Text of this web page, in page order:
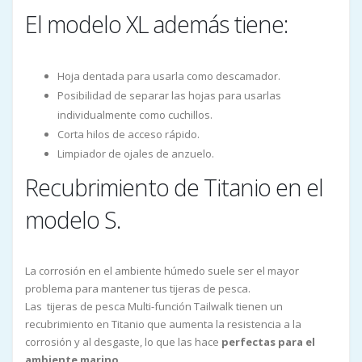
El modelo XL además tiene:
Hoja dentada para usarla como descamador.
Posibilidad de separar las hojas para usarlas
individualmente como cuchillos.
Corta hilos de acceso rápido.
Limpiador de ojales de anzuelo.
Recubrimiento de Titanio en el
modelo S.
La corrosión en el ambiente húmedo suele ser el mayor
problema para mantener tus tijeras de pesca.
Las tijeras de pesca Multi-función Tailwalk tienen un
recubrimiento en Titanio que aumenta la resistencia a la
corrosión y al desgaste, lo que las hace perfectas para el